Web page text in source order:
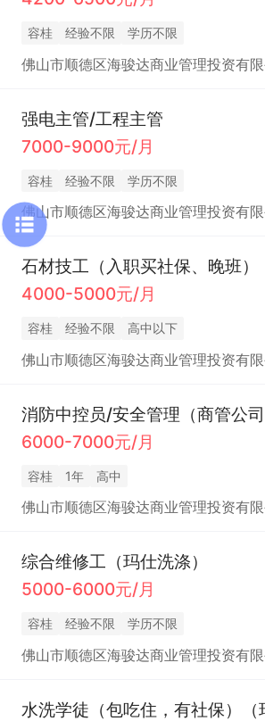
容桂 经验不限 学历不限
佛山市顺德区海骏达商业管理投资有限
强电主管/工程主管
7000-9000元/月
容桂 经验不限 学历不限
佛山市顺德区海骏达商业管理投资有限
石材技工（入职买社保、晚班）
4000-5000元/月
容桂 经验不限 高中以下
佛山市顺德区海骏达商业管理投资有限
消防中控员/安全管理（商管公司
6000-7000元/月
容桂 1年 高中
佛山市顺德区海骏达商业管理投资有限
综合维修工（玛仕洗涤）
5000-6000元/月
容桂 经验不限 学历不限
佛山市顺德区海骏达商业管理投资有限
水洗学徒（包吃住，有社保）（